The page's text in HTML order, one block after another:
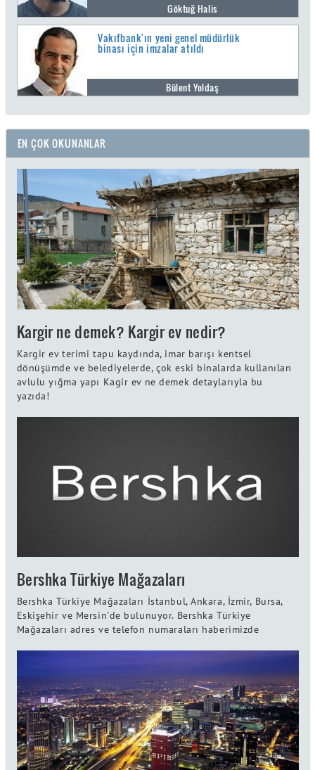
Göktuğ Halis
Vakıfbank'ın yeni genel müdürlük
binası için imzalar atıldı
Bülent Yoldaş
EN ÇOK OKUNANLAR
Kargir ne demek? Kargir ev nedir?
Kargir ev terimi tapu kaydında, imar barışı kentsel
dönüşümde ve belediyelerde, çok eski binalarda kullanılan
avlulu yığma yapı Kagir ev ne demek detaylarıyla bu
yazıda!
Bershka Türkiye Mağazaları
Bershka Türkiye Mağazaları İstanbul, Ankara, İzmir, Bursa,
Eskişehir ve Mersin'de bulunuyor. Bershka Türkiye
Mağazaları adres ve telefon numaraları haberimizde